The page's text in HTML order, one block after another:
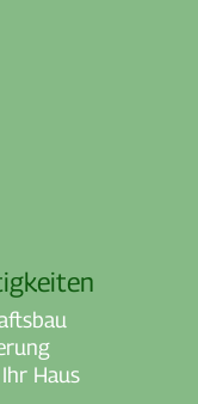
Haus